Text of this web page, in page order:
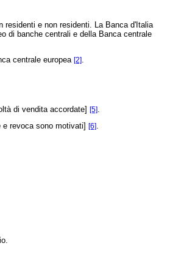
e non residenti. La Banca d'Italia
di banche centrali e della Banca centrale
centrale europea [2].
di vendita accordate] [5].
revoca sono motivati] [6].